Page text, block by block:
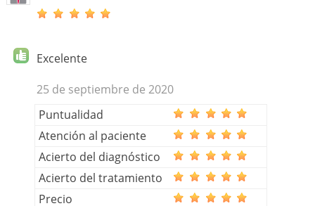
Excelente
25 de septiembre de 2020
Puntualidad
Atención al paciente
Acierto del diagnóstico
Acierto del tratamiento
Precio